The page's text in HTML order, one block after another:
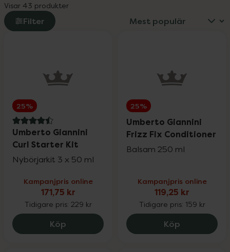
Visar 43 produkter
Filter
25%
4.5 av 5 i omdöme
Umberto Giannini
Curl Starter Kit
Nybörjarkit 3 x 50 ml
Kampanjpris online
171,75 kr
Tidigare pris: 229 kr
Köp Umberto Giannini Curl Starter Kit,
25%
Umberto Giannini
Frizz Fix Conditioner
Balsam 250 ml
Kampanjpris online
119,25 kr
Tidigare pris: 159 kr
Köp Umberto